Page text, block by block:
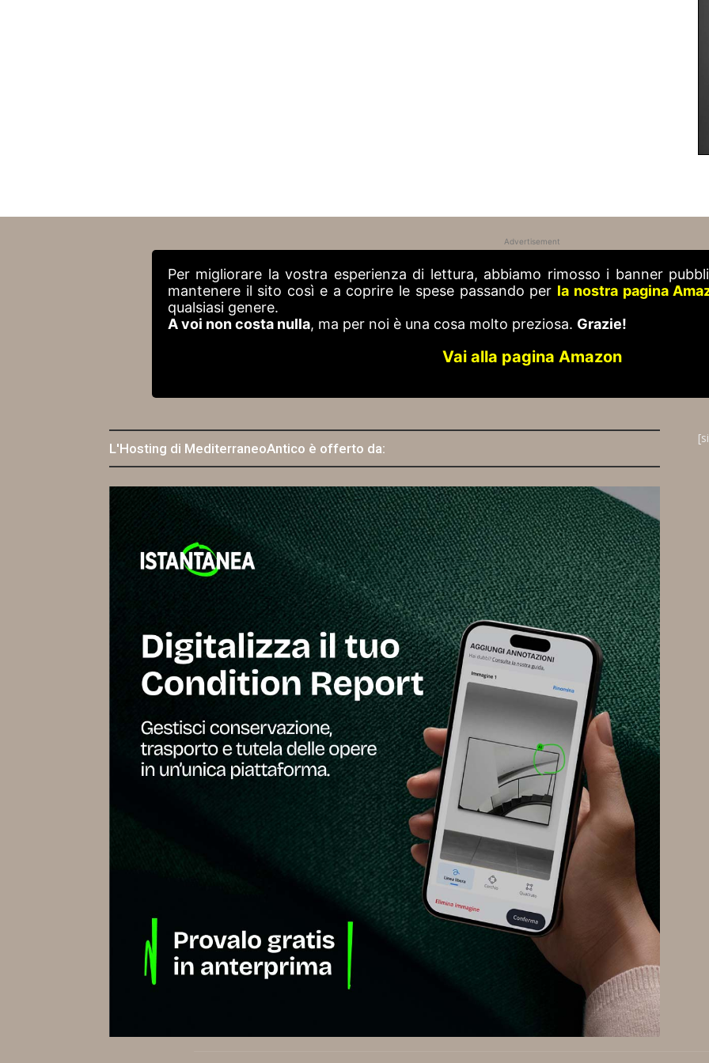
Advertisement
Per migliorare la vostra esperienza di lettura, abbiamo rimosso i banner
mantenere il sito così e a coprire le spese passando per la nostra pagina
qualsiasi genere.
A voi non costa nulla, ma per noi è una cosa molto preziosa. Grazie!
Vai alla pagina Amazon
L'Hosting di MediterraneoAntico è offerto da: